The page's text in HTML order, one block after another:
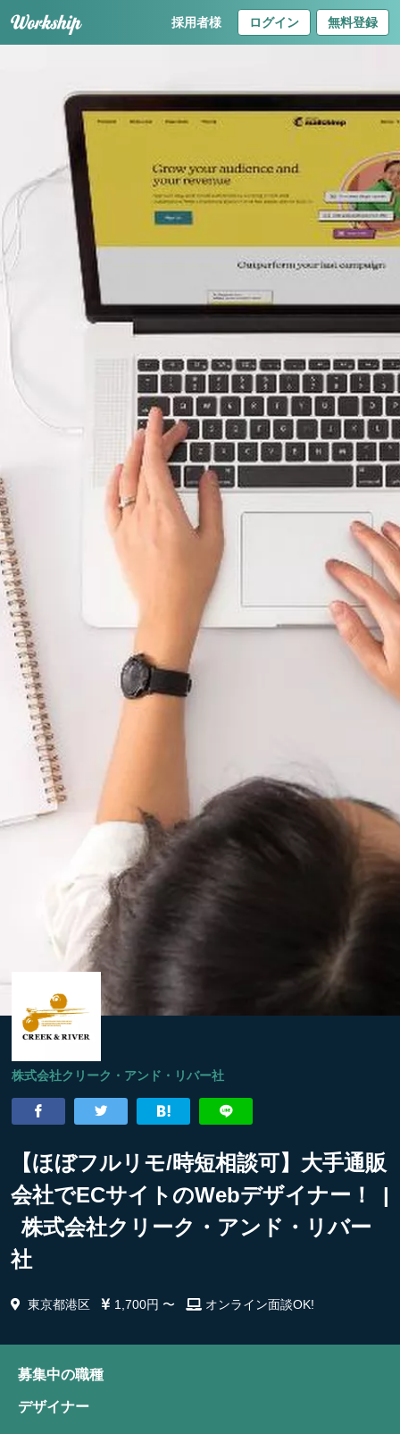
採用者様 ログイン 無料登録
株式会社クリーク・アンド・リバー社
【ほぼフルリモ/時短相談可】大手通販
会社でECサイトのWebデザイナー！ |
株式会社クリーク・アンド・リバー
社
東京都港区 1,700円 〜 オンライン面談OK!
募集中の職種
デザイナー